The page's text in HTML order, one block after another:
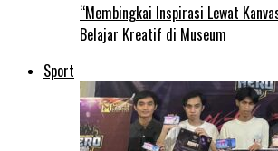
“Membingkai Inspirasi Lewat
Belajar Kreatif di Museum
Sport